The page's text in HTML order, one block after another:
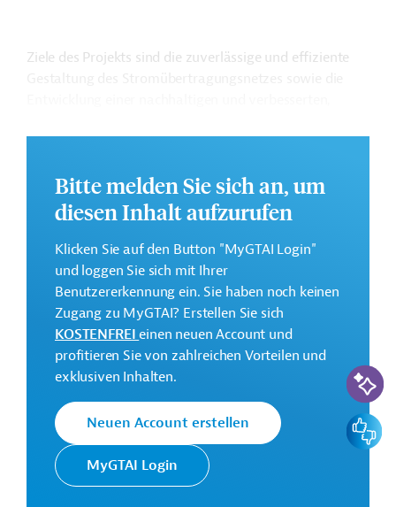
Ziele des Projekts sind die zuverlässige und effiziente
finden Sie auf derWebseite der ADB
GTAI informiert über dieADB: Schwerpunkte,
Geschäftsanbahnung.
Gesamtkosten:
113 Millionen US-Dollar
Geberbeitrag:
91 Millionen US-Dollar (Darlehen)
Kontaktadressen
Bitte melden Sie sich an, um
diesen Inhalt aufzurufen
Klicken Sie auf den Button "MyGTAI Login"
und loggen Sie sich mit Ihrer
Benutzererkennung ein. Sie haben noch keinen
Zugang zu MyGTAI? Erstellen Sie sich
KOSTENFREIeinen neuen Account und
profitieren Sie von zahlreichen Vorteilen und
exklusiven Inhalten.
Neuen Account erstellen
MyGTAI Login
KI-